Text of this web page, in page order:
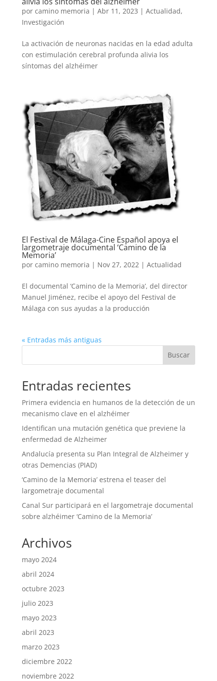
por camino memoria | Abr 11, 2023 | Actualidad,
Investigación
La activación de neuronas nacidas en la edad adulta
con estimulación cerebral profunda alivia los
síntomas del alzhéimer
El Festival de Málaga-Cine Español apoya el
largometraje documental ‘Camino de la
Memoria’
por camino memoria | Nov 27, 2022 | Actualidad
El documental ‘Camino de la Memoria’, del director
Manuel Jiménez, recibe el apoyo del Festival de
Málaga con sus ayudas a la producción
« Entradas más antiguas
Entradas recientes
Primera evidencia en humanos de la detección de un
mecanismo clave en el alzhéimer
Identifican una mutación genética que previene la
enfermedad de Alzheimer
Andalucía presenta su Plan Integral de Alzheimer y
otras Demencias (PIAD)
‘Camino de la Memoria’ estrena el teaser del
largometraje documental
Canal Sur participará en el largometraje documental
sobre alzhéimer ‘Camino de la Memoria’
Archivos
mayo 2024
abril 2024
octubre 2023
julio 2023
mayo 2023
abril 2023
marzo 2023
diciembre 2022
noviembre 2022